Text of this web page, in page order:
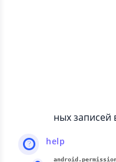
ных записей
help